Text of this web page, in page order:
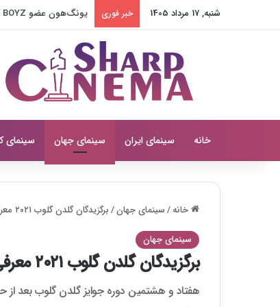
شنبه, 17 مرداد 1405 خبر فوری دعوا بزرگ جی سونگ و
خانه سینمای ایران سینمای جهان سینمای
خانه/سینمای جهان/برگزیدگان گلدن گلوب ۲۰۲۱ معرفی شدند
سینمای جهان
برگزیدگان گلدن گلوب ۲۰۲۱ معرفی شدند
هفتاد و هشتمین دوره جوایز گلدن گلوب بعد از